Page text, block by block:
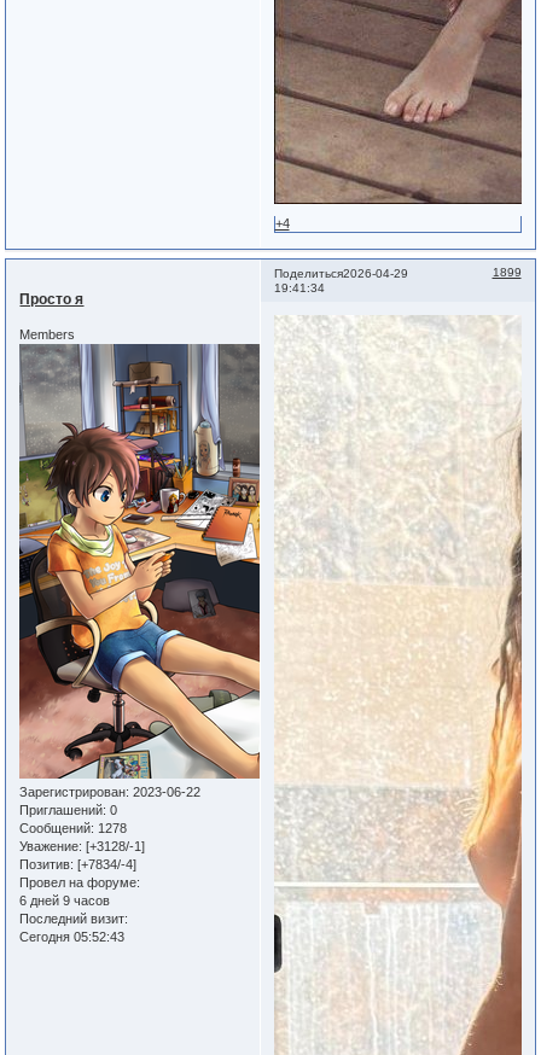
+4
Поделиться 1899
2026-04-29
19:41:34
Просто я
Members
Зарегистрирован: 2023-06-22
Приглашений: 0
Сообщений: 1278
Уважение: [+3128/-1]
Позитив: [+7834/-4]
Провел на форуме:
6 дней 9 часов
Последний визит:
Сегодня 05:52:43